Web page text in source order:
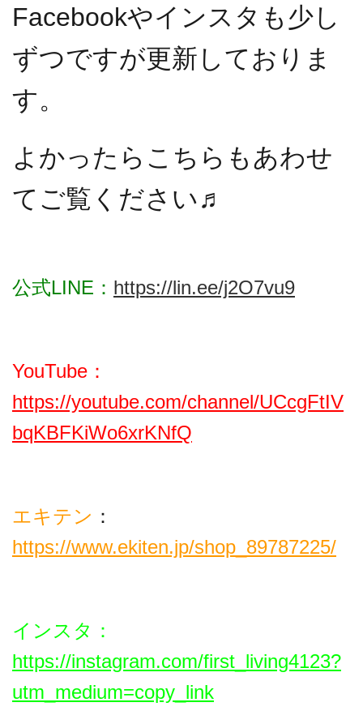
Facebookやインスタも少し
ずつですが更新しておりま
す。
よかったらこちらもあわせ
てご覧ください♬
公式LINE： https://lin.ee/j2O7vu9
YouTube：
https://youtube.com/channel/UCcgFtIV
bqKBFKiWo6xrKNfQ
エキテン ：
https://www.ekiten.jp/shop_89787225/
インスタ ：
https://instagram.com/first_living4123?
utm_medium=copy_link